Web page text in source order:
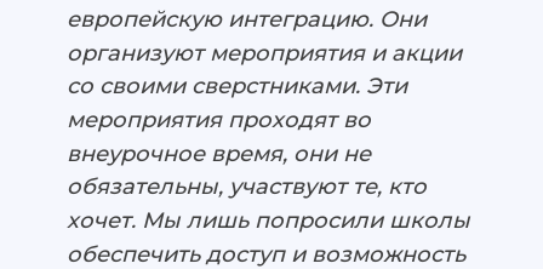
европейскую интеграцию. Они
организуют мероприятия и акции
со своими сверстниками. Эти
мероприятия проходят во
внеурочное время, они не
обязательны, участвуют те, кто
хочет. Мы лишь попросили школы
обеспечить доступ и возможность